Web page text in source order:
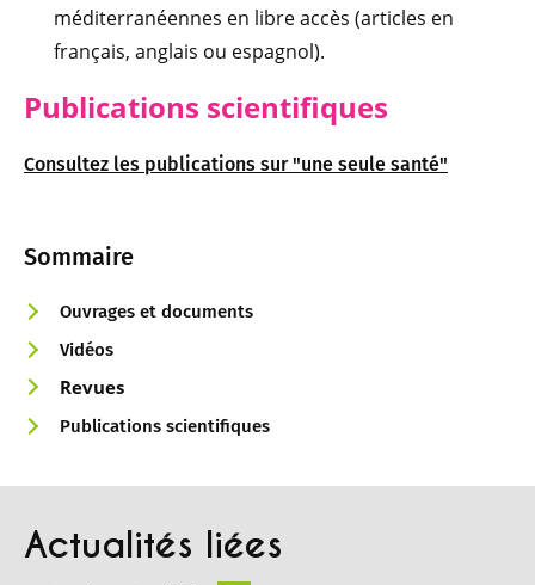
Sommaire
Ouvrages et documents
Vidéos
Revues
Publications scientifiques
méditerranéennes en libre accès (articles en
français, anglais ou espagnol).
Publications scientifiques
Consultez les publications sur "une seule santé"
Actualités liées